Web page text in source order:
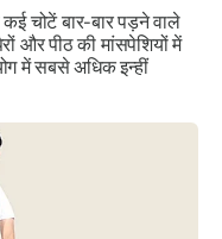
चोटें बार-बार पड़ने वाले
और पीठ की मांसपेशियों में
में सबसे अधिक इन्हीं